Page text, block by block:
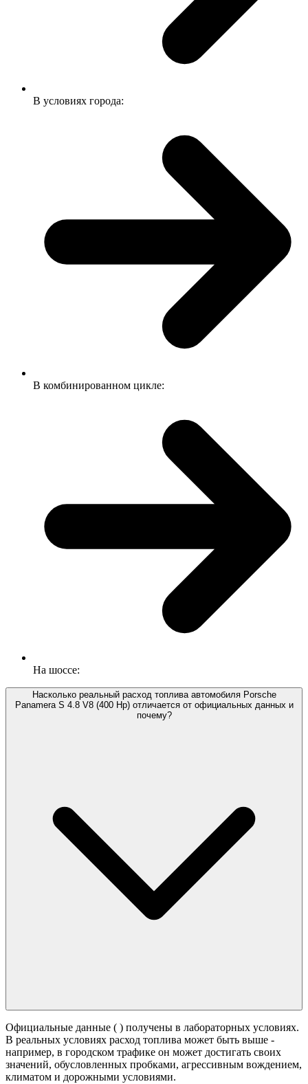
В условиях города:
В комбинированном цикле:
На шоссе:
Насколько реальный расход топлива автомобиля Porsche
Panamera S 4.8 V8 (400 Hp) отличается от официальных данных и
почему?
Официальные данные ( ) получены в лабораторных условиях.
В реальных условиях расход топлива может быть выше -
например, в городском трафике он может достигать своих
значений, обусловленных пробками, агрессивным вождением,
климатом и дорожными условиями.